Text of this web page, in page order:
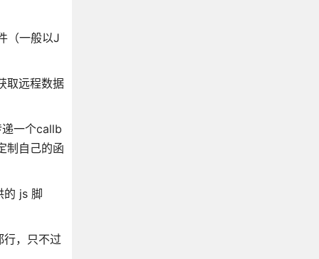
（一般以J
取远程数据
一个callb
制自己的函
的 js 脚
，只不过